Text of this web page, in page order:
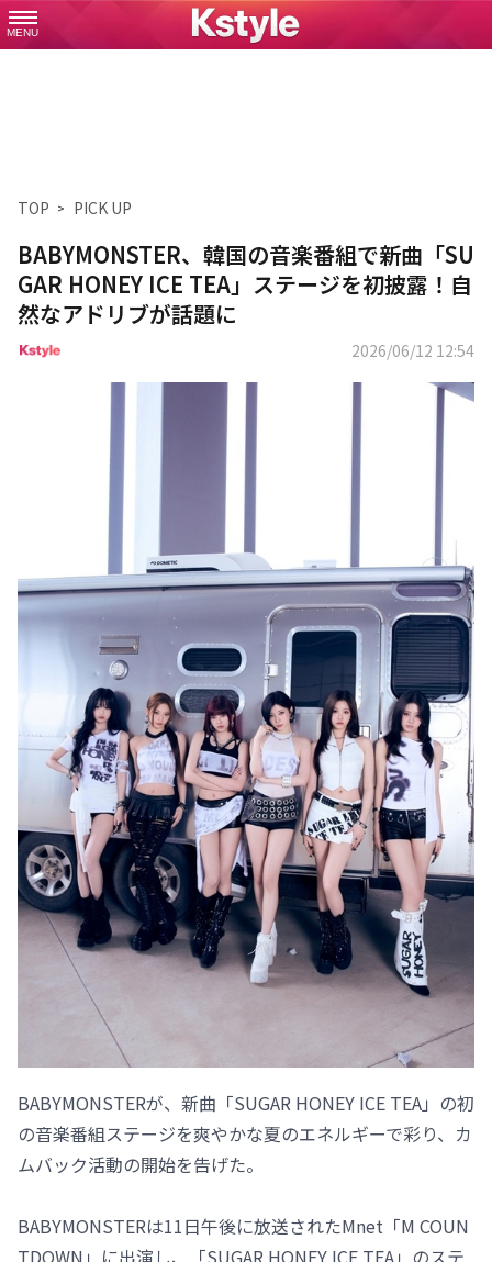
MENU
TOP PICK UP
BABYMONSTER、韓国の音楽番組で新曲「SU
GAR HONEY ICE TEA」ステージを初披露！自
然なアドリブが話題に
2026/06/12 12:54
BABYMONSTERが、新曲「SUGAR HONEY ICE TEA」の初
の音楽番組ステージを爽やかな夏のエネルギーで彩り、カ
ムバック活動の開始を告げた。
BABYMONSTERは11日午後に放送されたMnet「M COUN
TDOWN」に出演し、「SUGAR HONEY ICE TEA」のステ